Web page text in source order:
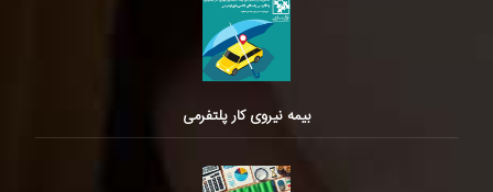
بیمه نیروی کار پلتفرمی